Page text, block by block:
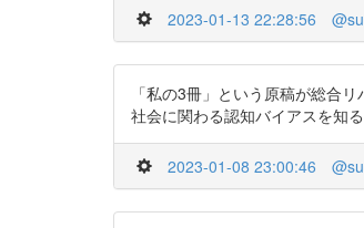
2023-01-13 22:28:56
「私の3冊」という原稿が総合
社会に関わる認知バイアスを知
2023-01-08 23:00:46